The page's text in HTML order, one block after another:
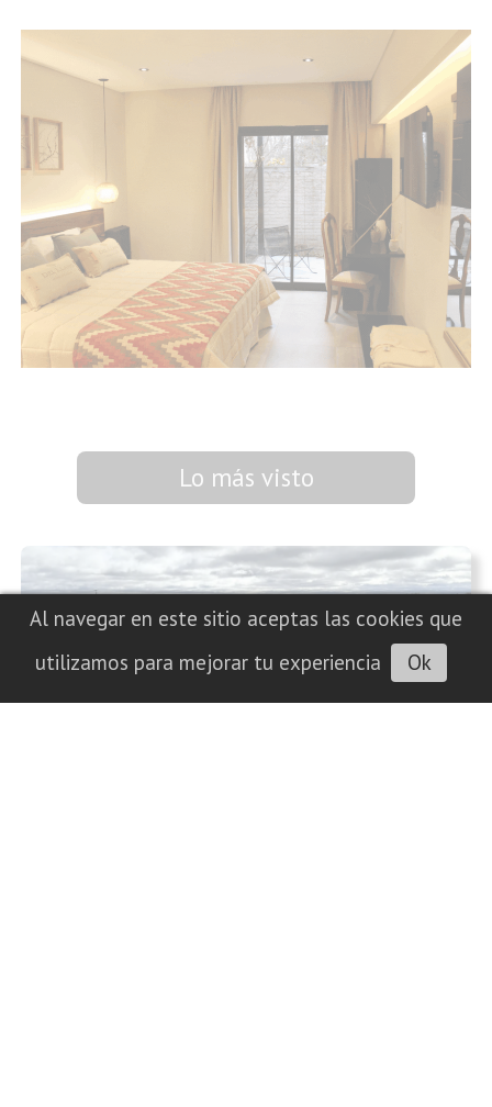
Lo más visto
Al navegar en este sitio aceptas las cookies que
utilizamos para mejorar tu experiencia
Ok